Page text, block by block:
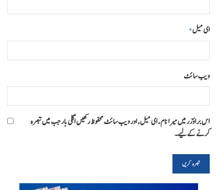
ای میل*
ویب‌ سائٹ
اس براؤزر میں میرا نام، ای میل، اور ویب سائٹ محفوظ رکھیں اگلی بار جب میں تبصرہ
کرنے کےلیے۔